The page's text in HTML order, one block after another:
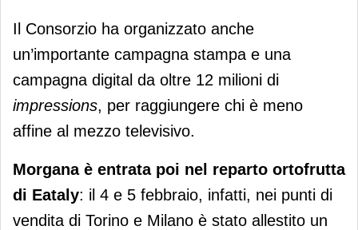
Il Consorzio ha organizzato anche
un’importante campagna stampa e una
campagna digital da oltre 12 milioni di
impressions, per raggiungere chi è meno
affine al mezzo televisivo.
Morgana è entrata poi nel reparto ortofrutta
di Eataly: il 4 e 5 febbraio, infatti, nei punti di
vendita di Torino e Milano è stato allestito un